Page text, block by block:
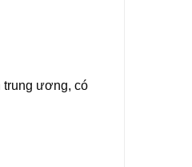
trung ương, có